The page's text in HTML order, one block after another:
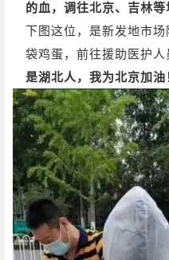
的血，调往北京、吉林等
下图这位，是新发地市
袋鸡蛋，前往援助医护人
是湖北人，我为北京加油